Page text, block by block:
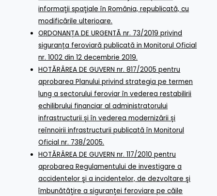
informaţii spaţiale în România, republicată, cu
modificările ulterioare.
ORDONANȚA DE URGENTĂ nr. 73/2019 privind
siguranța feroviară publicată in Monitorul Oficial
nr. 1002 din 12 decembrie 2019.
HOTĂRÂREA DE GUVERN nr. 817/2005 pentru
aprobarea Planului privind strategia pe termen
lung a sectorului feroviar în vederea restabilirii
echilibrului financiar al administratorului
infrastructurii și în vederea modernizării și
reînnoirii infrastructurii publicată în Monitorul
Oficial nr. 738/2005.
HOTĂRÂREA DE GUVERN nr. 117/2010 pentru
aprobarea Regulamentului de investigare a
accidentelor şi a incidentelor, de dezvoltare şi
îmbunătăţire a siguranţei feroviare pe căile